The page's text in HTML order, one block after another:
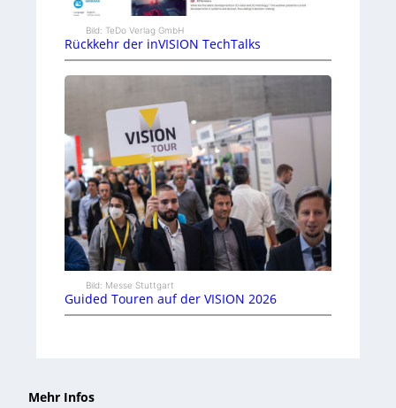
Bild: TeDo Verlag GmbH
Rückkehr der inVISION TechTalks
Bild: Messe Stuttgart
Guided Touren auf der VISION 2026
Mehr Infos